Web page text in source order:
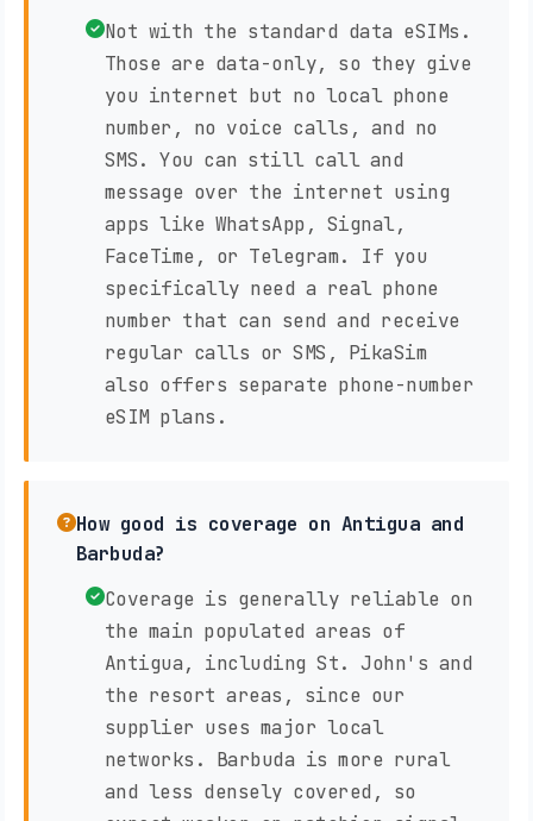
Not with the standard data eSIMs.
Those are data-only, so they give
you internet but no local phone
number, no voice calls, and no
SMS. You can still call and
message over the internet using
apps like WhatsApp, Signal,
FaceTime, or Telegram. If you
specifically need a real phone
number that can send and receive
regular calls or SMS, PikaSim
also offers separate phone-number
eSIM plans.
How good is coverage on Antigua and
Barbuda?
Coverage is generally reliable on
the main populated areas of
Antigua, including St. John's and
the resort areas, since our
supplier uses major local
networks. Barbuda is more rural
and less densely covered, so